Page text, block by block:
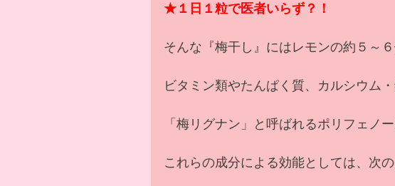
★１日１粒で医者いらず？！
そんな『梅干し』にはレモンの約５～
ビタミン類やたんぱく質、カルシウム
「梅リグナン」と呼ばれるポリフェノ
これらの成分による効能としては、次